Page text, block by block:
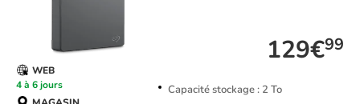
129€99
Capacité stockage : 2 To
WEB
4 à 6 jours